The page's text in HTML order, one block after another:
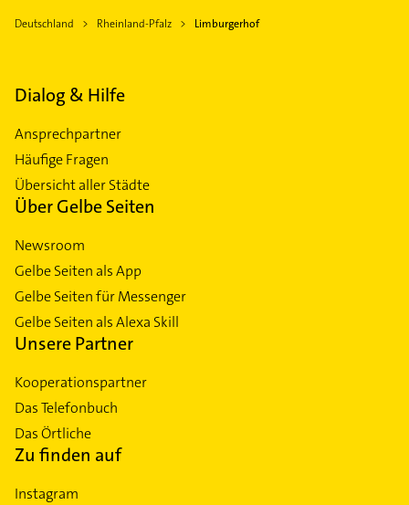
Deutschland Rheinland-Pfalz Limburgerhof
Dialog & Hilfe
Ansprechpartner
Häufige Fragen
Übersicht aller Städte
Über Gelbe Seiten
Newsroom
Gelbe Seiten als App
Gelbe Seiten für Messenger
Gelbe Seiten als Alexa Skill
Unsere Partner
Kooperationspartner
Das Telefonbuch
Das Örtliche
Zu finden auf
Instagram